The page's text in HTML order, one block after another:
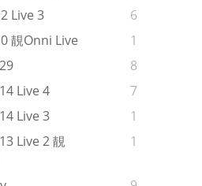
Live 3
6
靚onni Live
1
8
Live 4
7
Live 3
1
Live 2 靚
1